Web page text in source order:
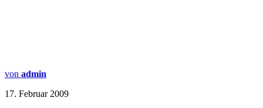
von admin
17. Februar 2009